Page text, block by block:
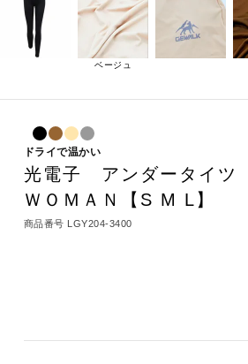
ベージュ
ドライで温かい
光電子 アンダータイツ
ＷＯＭＡＮ【S M L】
商品番号 LGY204-3400